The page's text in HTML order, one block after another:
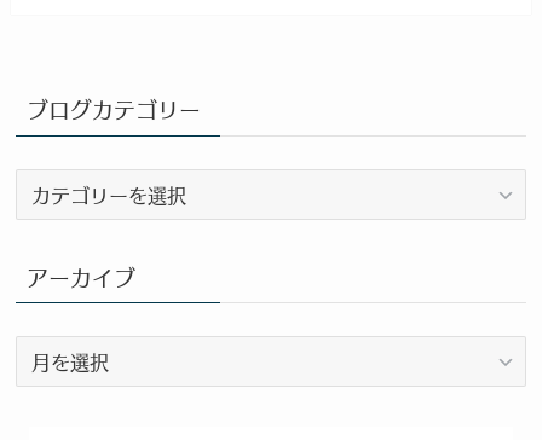
ブログカテゴリー
ロ
カ
テ
ゴ
リ
ー
アーカイブ
ー